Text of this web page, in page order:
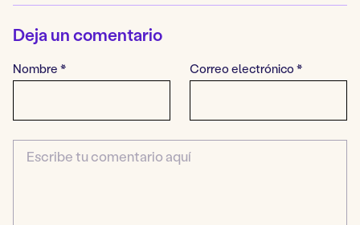
Deja un comentario
Nombre * Correo electrónico *